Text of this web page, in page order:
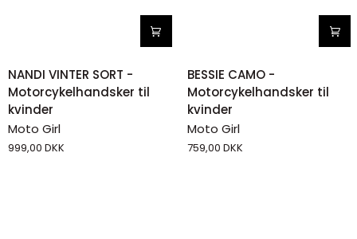
NANDI
VINTER
SORT
Motorcykelhandsker
til
NANDI VINTER SORT -
Motorcykelhandsker til
kvinder
Moto Girl
999,00 DKK
BESSIE
CAMO
-
til
kvinder
BESSIE CAMO -
Motorcykelhandsker til
kvinder
Moto Girl
759,00 DKK